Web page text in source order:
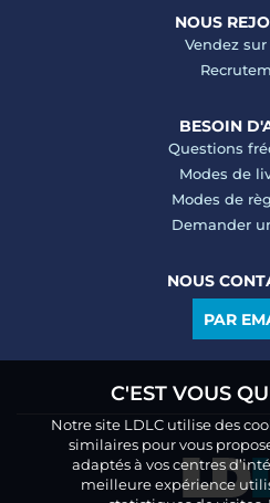
C'EST VOUS
Notre site LDLC utilise des
similaires pour vous
adaptés à vos centres
meilleure expérience
NOUS
Vendez sur
BESOIN
Questions
Modes de
Modes de
Demander
NOUS
PAR